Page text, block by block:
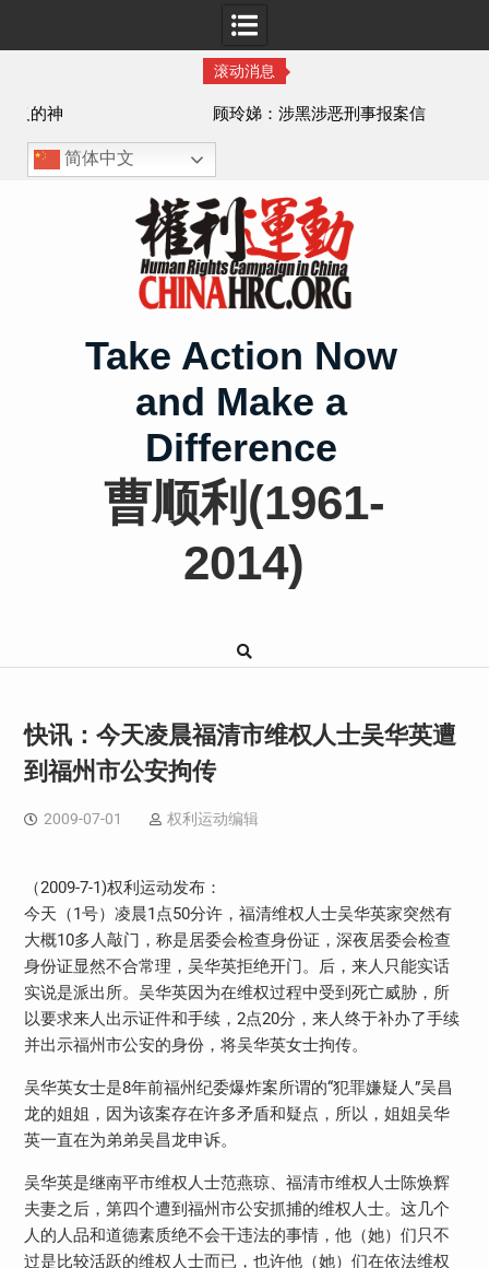
滚动消息
顾玲娣：涉黑涉恶刑事报案信
简体中文
Take Action Now
and Make a
Difference
曹顺利(1961-
2014)
快讯：今天凌晨福清市维权人士吴华英遭
到福州市公安拘传
2009-07-01 权利运动编辑
（2009-7-1)权利运动发布：
今天（1号）凌晨1点50分许，福清维权人士吴华英家突然有
大概10多人敲门，称是居委会检查身份证，深夜居委会检查
身份证显然不合常理，吴华英拒绝开门。后，来人只能实话
实说是派出所。吴华英因为在维权过程中受到死亡威胁，所
以要求来人出示证件和手续，2点20分，来人终于补办了手续
并出示福州市公安的身份，将吴华英女士拘传。
吴华英女士是8年前福州纪委爆炸案所谓的“犯罪嫌疑人”吴昌
龙的姐姐，因为该案存在许多矛盾和疑点，所以，姐姐吴华
英一直在为弟弟吴昌龙申诉。
吴华英是继南平市维权人士范燕琼、福清市维权人士陈焕辉
夫妻之后，第四个遭到福州市公安抓捕的维权人士。这几个
人的人品和道德素质绝不会干违法的事情，他（她）们只不
过是比较活跃的维权人士而已，也许他（她）们在依法维权